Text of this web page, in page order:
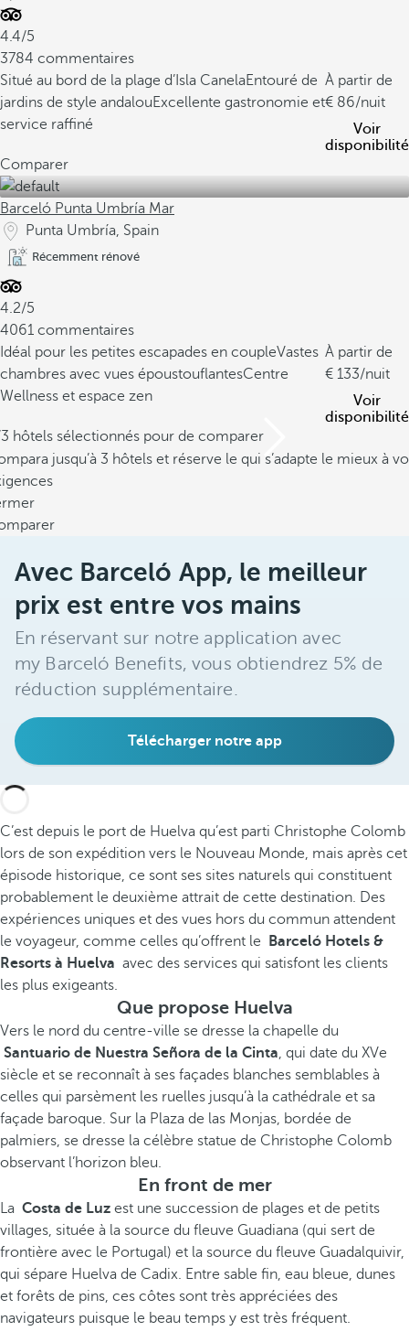
4.4/5
3784 commentaires
Situé au bord de la plage d’Isla CanelaEntouré de
jardins de style andalouExcellente gastronomie et
service raffiné
À partir de
86/nuit
Voir
disponibilité
Comparer
Barceló Punta Umbría Mar
Punta Umbría, Spain
Récemment rénové
4.2/5
4061 commentaires
Idéal pour les petites escapades en coupleVastes
chambres avec vues époustouflantesCentre
Wellness et espace zen
À partir de
133/nuit
Voir
disponibilité
hôtels sélectionnés pour de comparer
jusqu’à 3 hôtels et réserve le qui s’adapte le mieux à
Avec Barceló App, le meilleur
prix est entre vos mains
En réservant sur notre application avec
my Barceló Benefits, vous obtiendrez 5% de
réduction supplémentaire.
Télécharger notre app
C’est depuis le port de Huelva qu’est parti Christophe Colomb
lors de son expédition vers le Nouveau Monde, mais après cet
épisode historique, ce sont ses sites naturels qui constituent
probablement le deuxième attrait de cette destination. Des
expériences uniques et des vues hors du commun attendent
le voyageur, comme celles qu’offrent le
Barceló Hotels &
Resorts à Huelva avec des services qui satisfont les clients
les plus exigeants.
Que propose Huelva
Vers le nord du centre-ville se dresse la chapelle du
Santuario de Nuestra Señora de la Cinta, qui date du XVe
siècle et se reconnaît à ses façades blanches semblables à
celles qui parsèment les ruelles jusqu’à la cathédrale et sa
façade baroque. Sur la Plaza de las Monjas, bordée de
palmiers, se dresse la célèbre statue de Christophe Colomb
observant l’horizon bleu.
En front de mer
La Costa de Luz est une succession de plages et de petits
villages, située à la source du fleuve Guadiana (qui sert de
frontière avec le Portugal) et la source du fleuve Guadalquivir,
qui sépare Huelva de Cadix. Entre sable fin, eau bleue, dunes
et forêts de pins, ces côtes sont très appréciées des
navigateurs puisque le beau temps y est très fréquent.